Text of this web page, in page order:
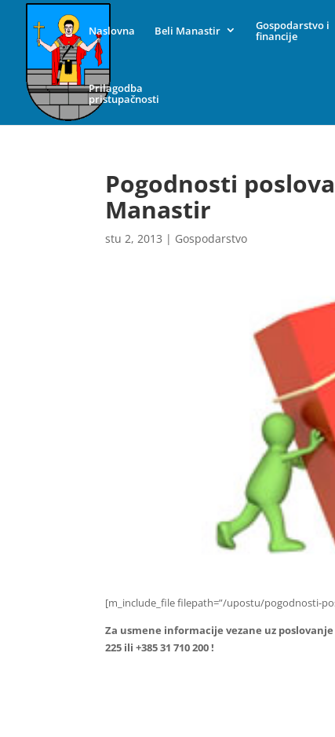
Naslovna Beli Manastir Gospodarstvo i
financije
Prilagodba
pristupačnosti
Pogodnosti
Manastir
stu 2, 2013 | Gospodarstvo
[m_include_file filepath=”/upostu/pogodnosti-
Za usmene informacije vezane uz
225 ili +385 31 710 200 !